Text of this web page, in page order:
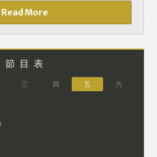
，即表示您同意我們將
。 熱血時報會根據用戶
準），而發送目標廣
廣告作出互動或觀看一
告客戶提供任何用戶的
你觀看或與該廣告作出
意廣告客戶有可能假設
客戶群的標準。熱血時
Read More
節目表
三 四 五 六